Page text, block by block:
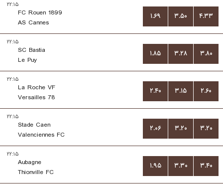
۲۲:۱۵
FC Rouen 1899
AS Cannes
۱.۶۹ ۳.۵۰ ۴.۳۳
۲۲:۱۵
SC Bastia
Le Puy
۱.۸۵ ۳.۲۸ ۳.۸۰
۲۲:۱۵
La Roche VF
Versailles 78
۲.۴۰ ۳.۱۵ ۲.۶۰
۲۲:۱۵
Stade Caen
Valenciennes FC
۲.۰۶ ۳.۲۰ ۳.۲۰
۲۲:۱۵
Aubagne
Thionville FC
۱.۹۵ ۳.۳۰ ۳.۴۰